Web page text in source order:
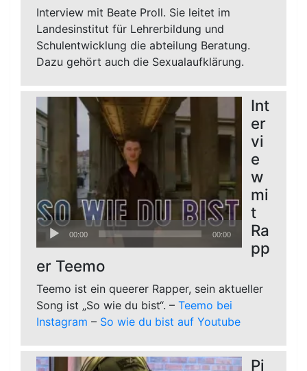
Interview mit Beate Proll. Sie leitet im
Landesinstitut für Lehrerbildung und
Schulentwicklung die abteilung Beratung.
Dazu gehört auch die Sexualaufklärung.
Audio-
Player
00:00 00:00
Int
er
vi
e
w
mi
t
Ra
pp
er Teemo
Teemo ist ein queerer Rapper, sein aktueller
Song ist „So wie du bist“. – Teemo bei
Instagram – So wie du bist auf Youtube
Pi